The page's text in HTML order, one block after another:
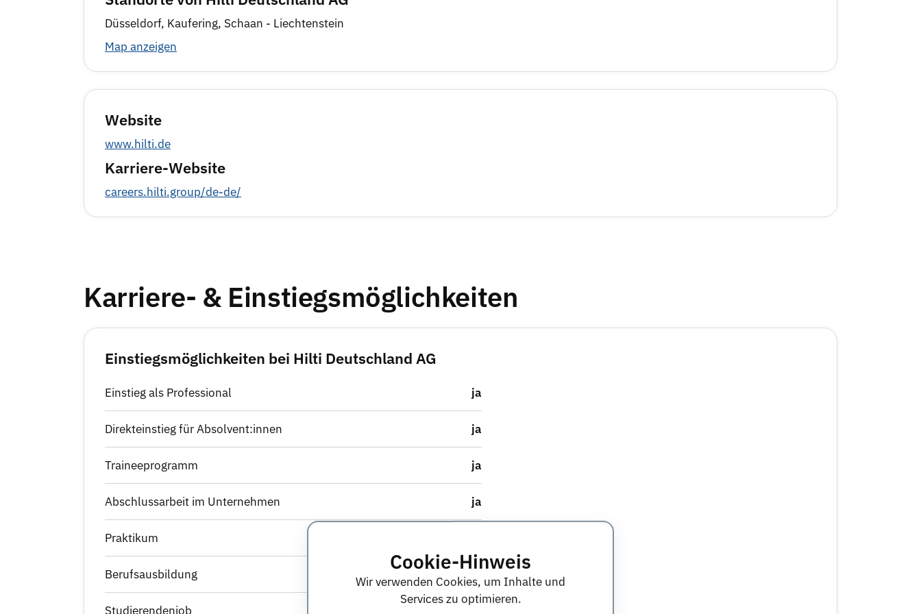
Cookie-Hinweis
Wir verwenden Cookies, um Inhalte und
Services zu optimieren.
Düsseldorf, Kaufering, Schaan - Liechtenstein
Map anzeigen
Website
www.hilti.de
Karriere-Website
careers.hilti.group/de-de/
Karriere- & Einstiegsmöglichkeiten
Einstiegsmöglichkeiten bei Hilti Deutschland AG
Einstieg als Professional ja
Direkteinstieg für Absolvent:innen ja
Traineeprogramm ja
Abschlussarbeit im Unternehmen ja
Praktikum
Berufsausbildung Nicht angegeben
Studierendenjob